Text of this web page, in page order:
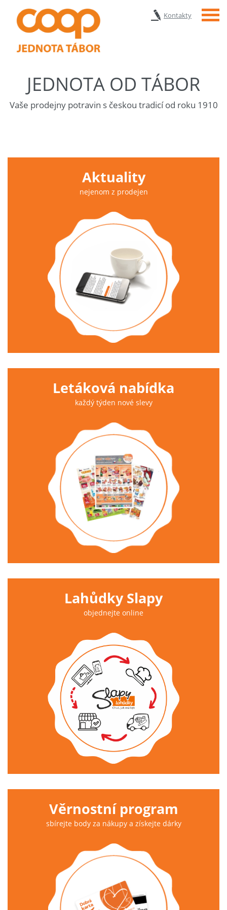
Kontakty Menu
JEDNOTA OD TÁBOR
Vaše prodejny potravin s českou tradicí od roku 1910
Aktuality
nejenom z prodejen
Letáková nabídka
každý týden nové slevy
Lahůdky Slapy
objednejte online
Věrnostní program
sbírejte body za nákupy a získejte dárky